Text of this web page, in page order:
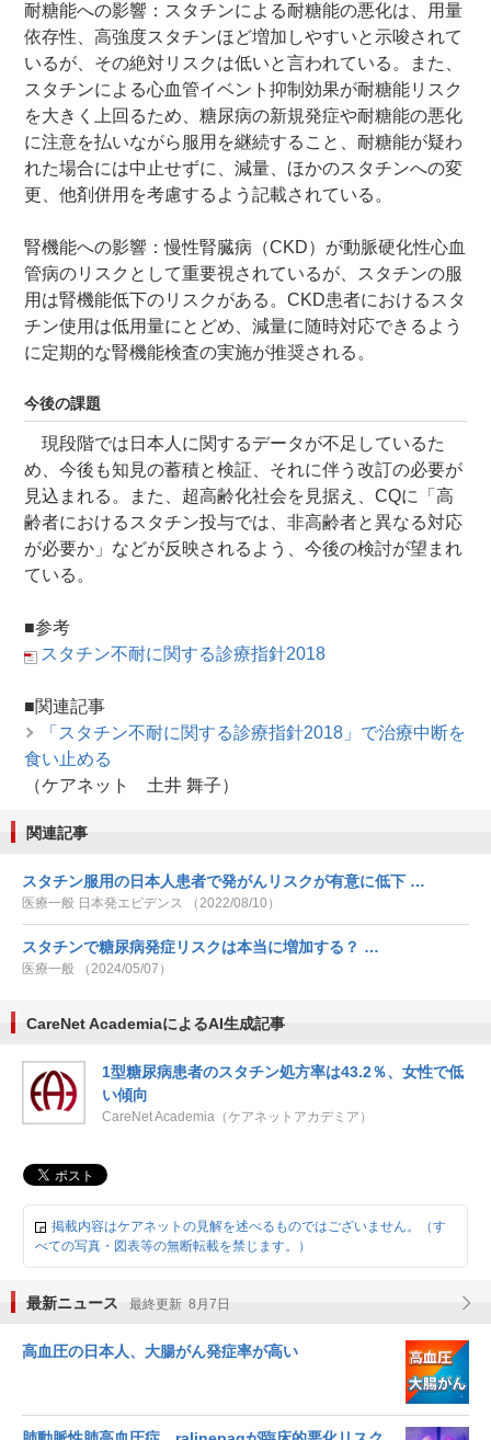
耐糖能への影響：スタチンによる耐糖能の悪化は、用量
依存性、高強度スタチンほど増加しやすいと示唆されて
いるが、その絶対リスクは低いと言われている。また、
スタチンによる心血管イベント抑制効果が耐糖能リスク
を大きく上回るため、糖尿病の新規発症や耐糖能の悪化
に注意を払いながら服用を継続すること、耐糖能が疑わ
れた場合には中止せずに、減量、ほかのスタチンへの変
更、他剤併用を考慮するよう記載されている。
腎機能への影響：慢性腎臓病（CKD）が動脈硬化性心血
管病のリスクとして重要視されているが、スタチンの服
用は腎機能低下のリスクがある。CKD患者におけるスタ
チン使用は低用量にとどめ、減量に随時対応できるよう
に定期的な腎機能検査の実施が推奨される。
今後の課題
現段階では日本人に関するデータが不足しているた
め、今後も知見の蓄積と検証、それに伴う改訂の必要が
見込まれる。また、超高齢化社会を見据え、CQに「高
齢者におけるスタチン投与では、非高齢者と異なる対応
が必要か」などが反映されるよう、今後の検討が望まれ
ている。
■参考
スタチン不耐に関する診療指針2018
■関連記事
「スタチン不耐に関する診療指針2018」で治療中断を
食い止める
（ケアネット 土井 舞子）
関連記事
スタチン服用の日本人患者で発がんリスクが有意に低下 …
医療一般 日本発エビデンス （2022/08/10）
スタチンで糖尿病発症リスクは本当に増加する？ …
医療一般 （2024/05/07）
CareNet AcademiaによるAI生成記事
1型糖尿病患者のスタチン処方率は43.2％、女性で低
い傾向
CareNet Academia（ケアネットアカデミア）
掲載内容はケアネットの見解を述べるものではございません。（す
べての写真・図表等の無断転載を禁じます。）
最新ニュース 最終更新 8月7日
高血圧の日本人、大腸がん発症率が高い